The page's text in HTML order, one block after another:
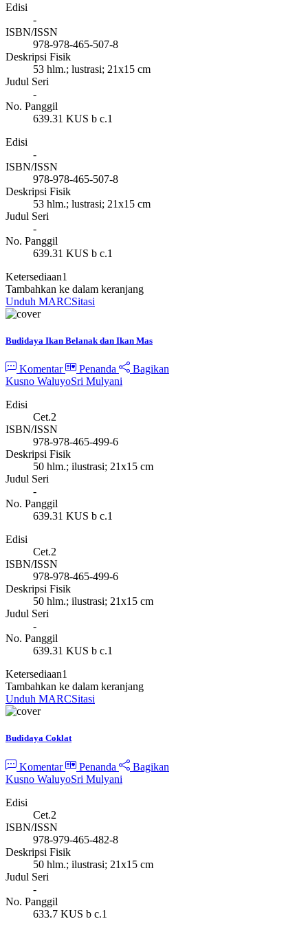
Edisi
-
ISBN/ISSN
978-978-465-507-8
Deskripsi Fisik
53 hlm.; lustrasi; 21x15 cm
Judul Seri
-
No. Panggil
639.31 KUS b c.1
Edisi
-
ISBN/ISSN
978-978-465-507-8
Deskripsi Fisik
53 hlm.; lustrasi; 21x15 cm
Judul Seri
-
No. Panggil
639.31 KUS b c.1
Ketersediaan1
Tambahkan ke dalam keranjang
Unduh MARCSitasi
Budidaya Ikan Belanak dan Ikan Mas
Komentar Penanda
Bagikan
Kusno WaluyoSri Mulyani
Edisi
Cet.2
ISBN/ISSN
978-978-465-499-6
Deskripsi Fisik
50 hlm.; ilustrasi; 21x15 cm
Judul Seri
-
No. Panggil
639.31 KUS b c.1
Edisi
Cet.2
ISBN/ISSN
978-978-465-499-6
Deskripsi Fisik
50 hlm.; ilustrasi; 21x15 cm
Judul Seri
-
No. Panggil
639.31 KUS b c.1
Ketersediaan1
Tambahkan ke dalam keranjang
Unduh MARCSitasi
Budidaya Coklat
Komentar Penanda
Bagikan
Kusno WaluyoSri Mulyani
Edisi
Cet.2
ISBN/ISSN
978-979-465-482-8
Deskripsi Fisik
50 hlm.; ilustrasi; 21x15 cm
Judul Seri
-
No. Panggil
633.7 KUS b c.1